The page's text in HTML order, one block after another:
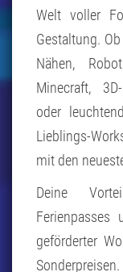
Welt voller
Gestaltung.
Nähen,
Minecraft,
oder
Lieblings-
mit den
Deine
Ferienpasses
geförderter